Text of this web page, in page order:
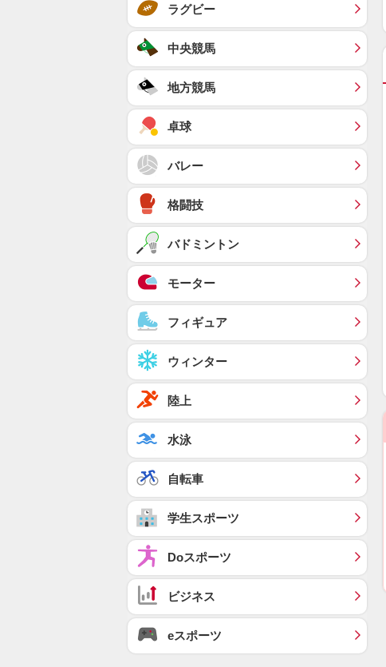
ラグビー
中央競馬
地方競馬
卓球
バレー
格闘技
バドミントン
モーター
フィギュア
ウィンター
陸上
水泳
自転車
学生スポーツ
Doスポーツ
ビジネス
eスポーツ